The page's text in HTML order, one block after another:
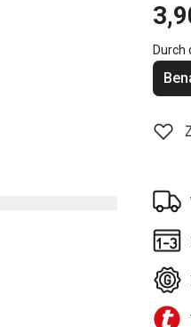
Durch